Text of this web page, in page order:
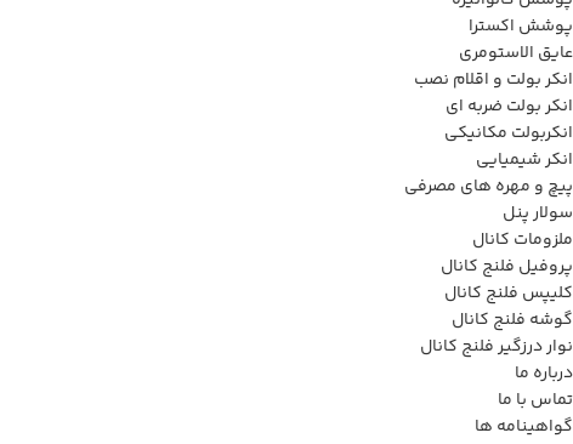
پوشش اکسترا
عایق الاستومری
انکر بولت و اقلام نصب
انکر بولت ضربه ای
انکربولت مکانیکی
انکر شیمیایی
پیچ و مهره های مصرفی
سولار پنل
ملزومات کانال
پروفیل فلنج کانال
کلیپس فلنج کانال
گوشه فلنج کانال
نوار درزگیر فلنج کانال
درباره ما
تماس با ما
گواهینامه ها